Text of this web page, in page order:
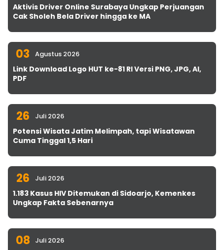
Aktivis Driver Online Surabaya Ungkap Perjuangan
Cak Sholeh Bela Driver hingga ke MA
03 Agustus 2026
Link Download Logo HUT ke-81 RI Versi PNG, JPG, AI,
PDF
26 Juli 2026
Potensi Wisata Jatim Melimpah, tapi Wisatawan
Cuma Tinggal 1,5 Hari
26 Juli 2026
1.183 Kasus HIV Ditemukan di Sidoarjo, Kemenkes
Ungkap Fakta Sebenarnya
08 Juli 2026